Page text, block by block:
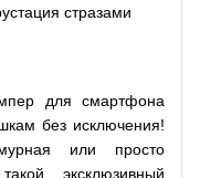
стразами
для смартфона
без исключения!
или просто
эксклюзивный